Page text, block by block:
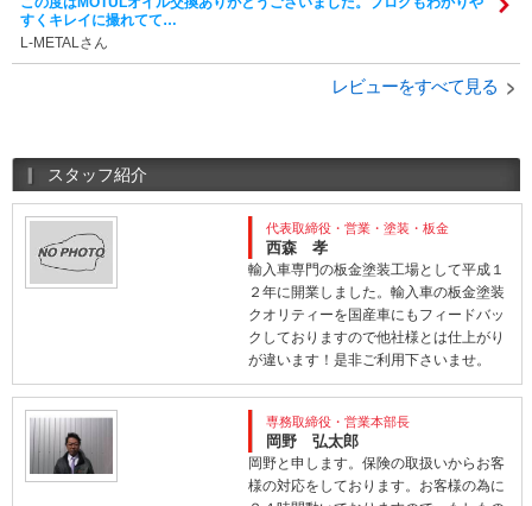
すくキレイに撮れてて…
L-METALさん
レビューをすべて見る
スタッフ紹介
代表取締役・営業・塗装・板金
西森 孝
輸入車専門の板金塗装工場として平成１
２年に開業しました。輸入車の板金塗装
クオリティーを国産車にもフィードバッ
クしておりますので他社様とは仕上がり
が違います！是非ご利用下さいませ。
専務取締役・営業本部長
岡野 弘太郎
岡野と申します。保険の取扱いからお客
様の対応をしております。お客様の為に